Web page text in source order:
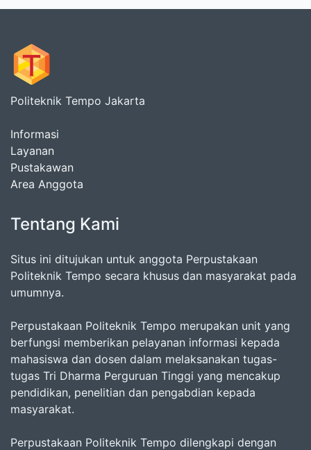
Politeknik Tempo Jakarta
Informasi
Layanan
Pustakawan
Area Anggota
Tentang Kami
Situs ini ditujukan untuk anggota Perpustakaan
Politeknik Tempo secara khusus dan masyarakat pada
umumnya.
Perpustakaan Politeknik Tempo merupakan unit yang
berfungsi memberikan pelayanan informasi kepada
mahasiswa dan dosen dalam melaksanakan tugas-
tugas Tri Dharma Perguruan Tinggi yang mencakup
pendidikan, penelitian dan pengabdian kepada
masyarakat.
Perpustakaan Politeknik Tempo dilengkapi dengan